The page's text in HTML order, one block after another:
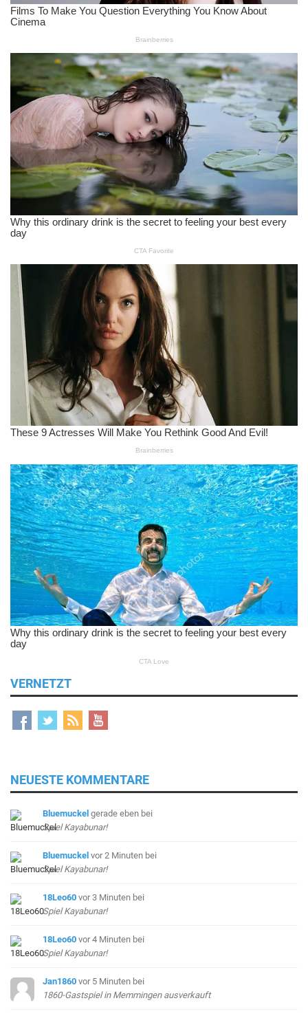
VERNETZT
NEUESTE KOMMENTARE
Bluemuckel gerade eben bei
Spiel Kayabunar!
Bluemuckel vor 2 Minuten bei
Spiel Kayabunar!
18Leo60 vor 3 Minuten bei
Spiel Kayabunar!
18Leo60 vor 4 Minuten bei
Spiel Kayabunar!
Jan1860 vor 5 Minuten bei
1860-Gastspiel in Memmingen ausverkauft